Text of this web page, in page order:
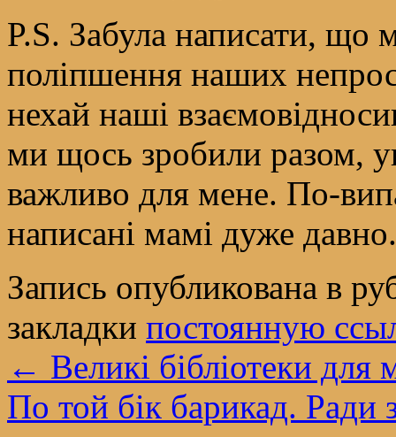
P.S. Забула написати, що
поліпшення наших
нехай наші
ми щось зробили разом,
важливо для мене. По-
написані мамі дуже давно.
Запись опубликована в
закладки постоянную
← Великі бібліотеки для
По той бік барикад. Ради